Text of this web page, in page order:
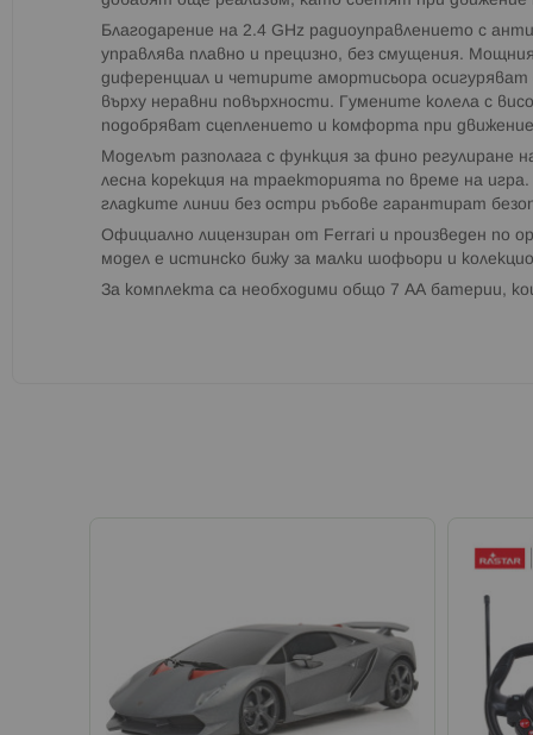
Благодарение на 2.4 GHz радиоуправлението с
управлява плавно и прецизно, без смущения.
диференциал и четирите амортисьора осигуряват
върху неравни повърхности. Гумените колела с
подобряват сцеплението и комфорта при
Моделът разполага с функция за фино регулиране
лесна корекция на траекторията по време на
гладките линии без остри ръбове гарантират
Официално лицензиран от Ferrari и произведен по
модел е истинско бижу за малки шофьори и
За комплекта са необходими общо 7 АА батерии,